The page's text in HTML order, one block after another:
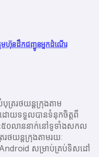
មហ៊ុនដឹកជញ្ជូនអ្នកដំណើរ
ត្ររថយន្តក្រុងតាម
ោយទទួលបានទំនុកចិត្តពី
៥០លាននាក់នៅទូទាំងសកល
ថយន្តក្រុងតាមរយៈ
សម្រាប់គ្រប់ទិសដៅ